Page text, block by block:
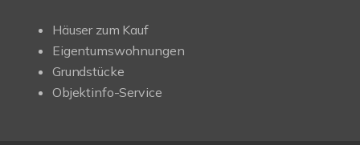
Häuser zum Kauf
Eigentumswohnungen
Grundstücke
Objektinfo-Service